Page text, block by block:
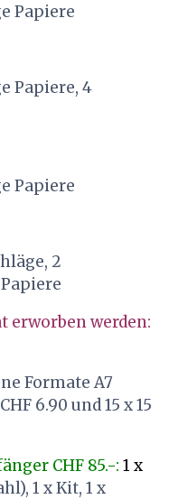
Papiere
Papiere, 4
Papiere
2
erworben werden:
Formate A7
6.90 und 15 x 15
CHF 85.-: 1 x
1 x Kit, 1 x